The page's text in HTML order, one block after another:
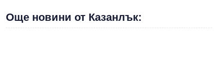
Още новини от Казанлък: